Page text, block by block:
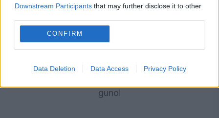
Downstream Participants that may further disclose it to other
CONFIRM
Data Deletion Data Access Privacy Policy
milion de euro a fost găsit în camionul de
gunoi